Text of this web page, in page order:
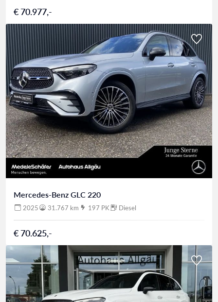
€ 70.977,-
Mercedes-Benz GLC 220
2025 31.767 km 197 PK Diesel
€ 70.625,-